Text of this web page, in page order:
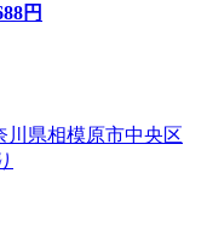
円
県相模原市中央区